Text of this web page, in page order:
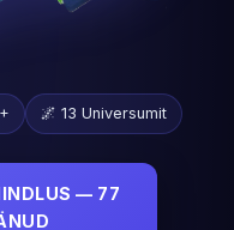
🌌 13 Universumit
— 77